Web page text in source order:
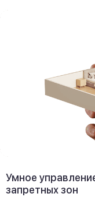
Умное
запретных зон